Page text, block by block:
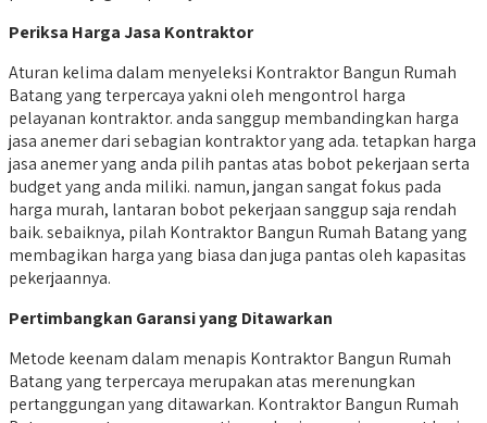
Periksa Harga Jasa Kontraktor
Aturan kelima dalam menyeleksi Kontraktor Bangun Rumah
Batang yang terpercaya yakni oleh mengontrol harga
pelayanan kontraktor. anda sanggup membandingkan harga
jasa anemer dari sebagian kontraktor yang ada. tetapkan harga
jasa anemer yang anda pilih pantas atas bobot pekerjaan serta
budget yang anda miliki. namun, jangan sangat fokus pada
harga murah, lantaran bobot pekerjaan sanggup saja rendah
baik. sebaiknya, pilah Kontraktor Bangun Rumah Batang yang
membagikan harga yang biasa dan juga pantas oleh kapasitas
pekerjaannya.
Pertimbangkan Garansi yang Ditawarkan
Metode keenam dalam menapis Kontraktor Bangun Rumah
Batang yang terpercaya merupakan atas merenungkan
pertanggungan yang ditawarkan. Kontraktor Bangun Rumah